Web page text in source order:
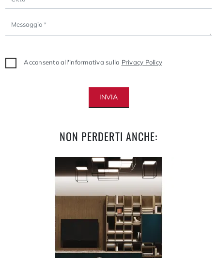
Acconsento all'informativa sulla Privacy Policy
INVIA
NON PERDERTI ANCHE: